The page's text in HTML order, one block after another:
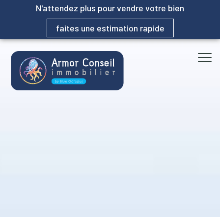
N'attendez plus pour vendre votre bien
faites une estimation rapide